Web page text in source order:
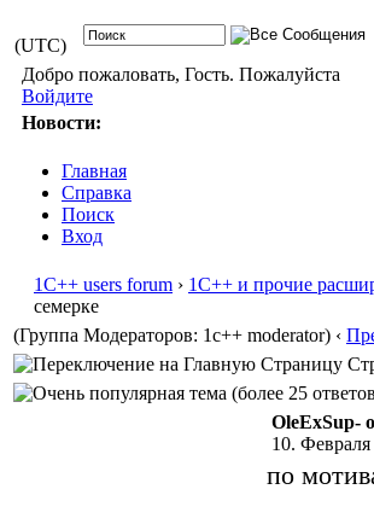
(UTC)
Добро пожаловать, Гость. Пожалуйста
Войдите
Новости:
Главная
Справка
Поиск
Вход
1С++ users forum › 1С++ и прочие
семерке
(Группа Модераторов: 1c++ moderator) ‹
OleExSup-
10.
по